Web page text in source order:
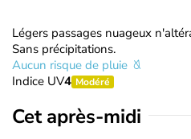
Légers passages nuageux
Sans précipitations.
Aucun risque de pluie
Indice UV4 Modéré
Cet après-midi